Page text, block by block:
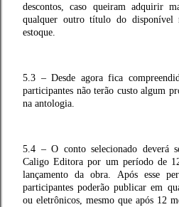
descontos, caso queiram adquirir
qualquer outro título do disponível
estoque.
5.3 – Desde agora fica
participantes não terão custo algum
na antologia.
5.4 – O conto selecionado deverá
Caligo Editora por um período de
lançamento da obra. Após esse
participantes poderão publicar em
ou eletrônicos, mesmo que após 12